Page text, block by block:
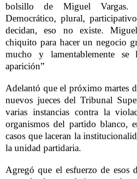
bolsillo de Miguel Vargas.
Democrático, plural,
decidan, eso no existe.
chiquito para hacer un negocio
mucho y lamentablemente se
aparición”
Adelantó que el próximo martes
nuevos jueces del Tribunal
varias instancias contra la
organismos del partido blanco,
casos que laceran la
la unidad partidaria.
Agregó que el esfuerzo de esos